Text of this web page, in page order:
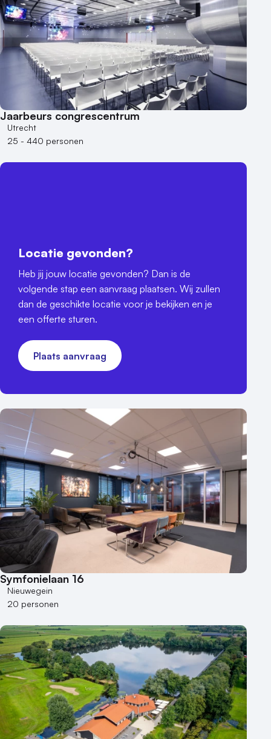
Jaarbeurs congrescentrum
Utrecht
25 - 440 personen
Locatie gevonden?
Heb jij jouw locatie gevonden? Dan is de
volgende stap een aanvraag plaatsen. Wij zullen
dan de geschikte locatie voor je bekijken en je
een offerte sturen.
Plaats aanvraag
Symfonielaan 16
Nieuwegein
20 personen